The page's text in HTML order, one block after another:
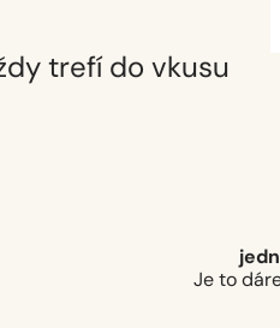
trefí do vkusu
Je to